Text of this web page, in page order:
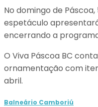
No domingo de
espetáculo
encerrando a
O Viva Páscoa BC
ornamentação com
abril.
Balneário Camboriú